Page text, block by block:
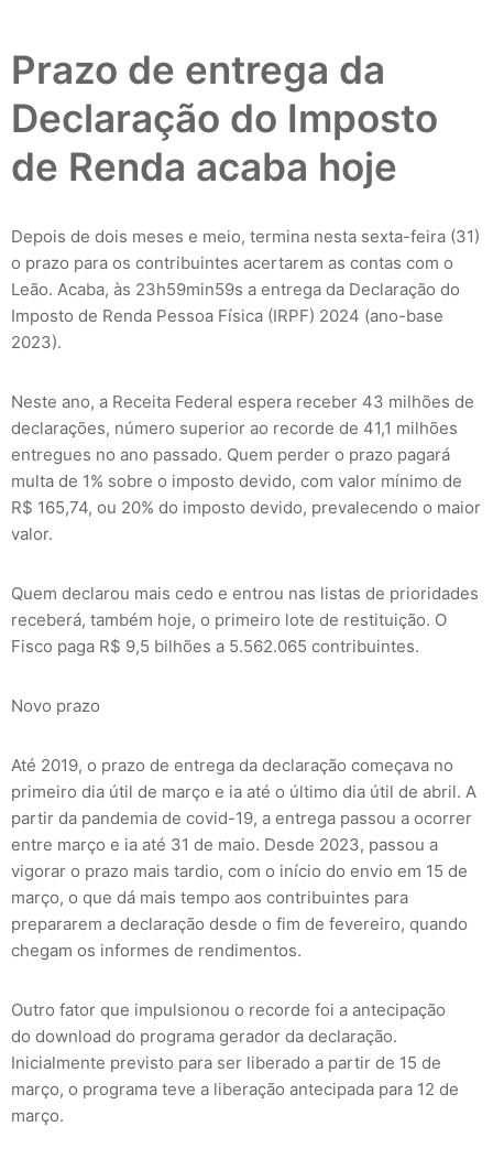
Prazo de entrega da
Declaração do Imposto
de Renda acaba hoje
Depois de dois meses e meio, termina nesta sexta-feira (31)
o prazo para os contribuintes acertarem as contas com o
Leão. Acaba, às 23h59min59s a entrega da Declaração do
Imposto de Renda Pessoa Física (IRPF) 2024 (ano-base
2023).
Neste ano, a Receita Federal espera receber 43 milhões de
declarações, número superior ao recorde de 41,1 milhões
entregues no ano passado. Quem perder o prazo pagará
multa de 1% sobre o imposto devido, com valor mínimo de
R$ 165,74, ou 20% do imposto devido, prevalecendo o maior
valor.
Quem declarou mais cedo e entrou nas listas de prioridades
receberá, também hoje, o primeiro lote de restituição. O
Fisco paga R$ 9,5 bilhões a 5.562.065 contribuintes.
Novo prazo
Até 2019, o prazo de entrega da declaração começava no
primeiro dia útil de março e ia até o último dia útil de abril. A
partir da pandemia de covid-19, a entrega passou a ocorrer
entre março e ia até 31 de maio. Desde 2023, passou a
vigorar o prazo mais tardio, com o início do envio em 15 de
março, o que dá mais tempo aos contribuintes para
prepararem a declaração desde o fim de fevereiro, quando
chegam os informes de rendimentos.
Outro fator que impulsionou o recorde foi a antecipação
do download do programa gerador da declaração.
Inicialmente previsto para ser liberado a partir de 15 de
março, o programa teve a liberação antecipada para 12 de
março.